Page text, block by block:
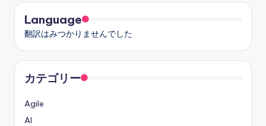
ジ
送
り
Language
翻訳はみつかりませんでした
カテゴリー
Agile
AI